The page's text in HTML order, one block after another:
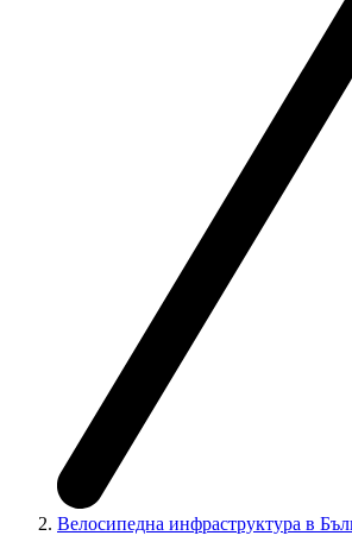
Велосипедна инфраструктура в